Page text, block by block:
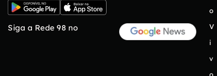
Siga a Rede 98 no
o
V
i
v